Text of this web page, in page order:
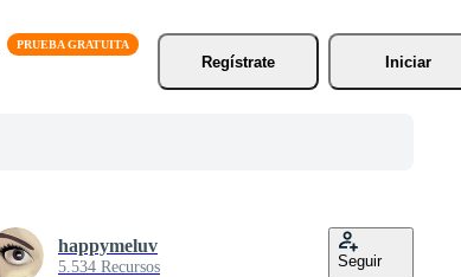
Regístrate
Iniciar
happymeluv
5.534 Recursos Seguir